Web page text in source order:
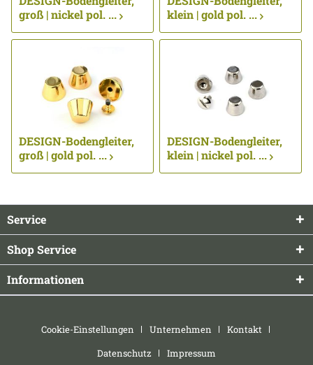
groß | nickel pol. ...
klein | gold pol. ...
DESIGN-Bodengleiter,
groß | gold pol. ...
DESIGN-Bodengleiter,
klein | nickel pol. ...
Service
Shop Service
Informationen
Cookie-Einstellungen Unternehmen
Kontakt
Datenschutz
Impressum